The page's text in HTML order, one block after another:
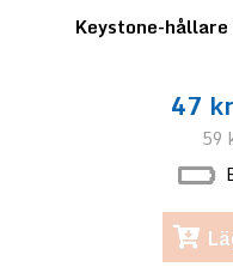
Keystone-
47 kr
59